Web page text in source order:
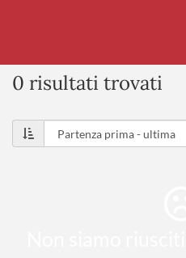
0 risultati trovati